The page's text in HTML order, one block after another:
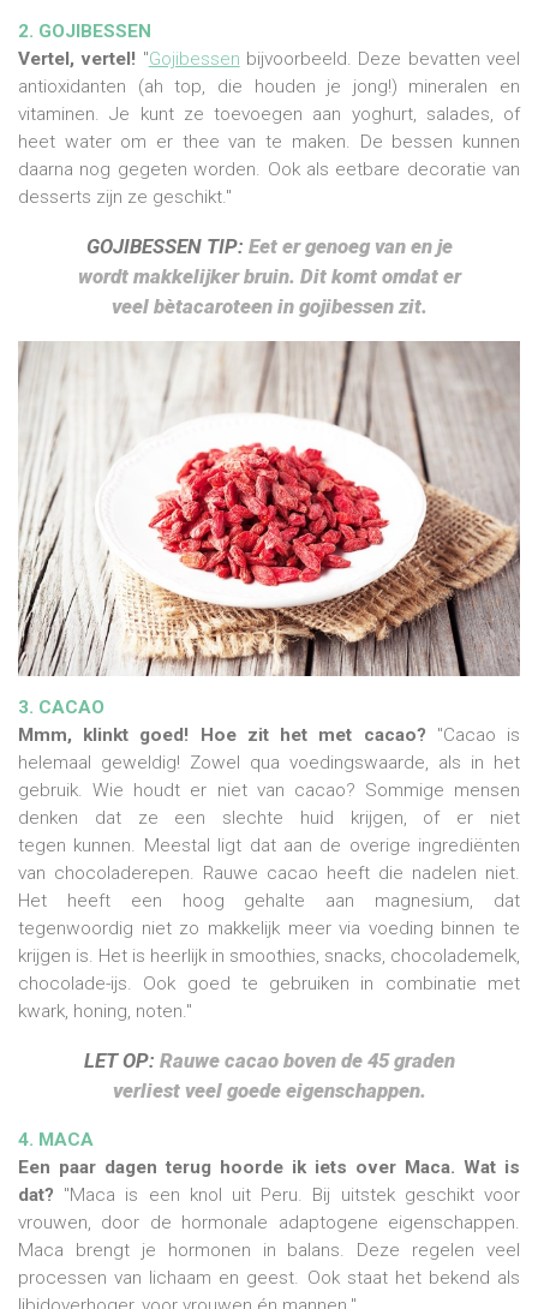
2. GOJIBESSEN
Vertel, vertel! "Gojibessen bijvoorbeeld. Deze bevatten veel
antioxidanten (ah top, die houden je jong!) mineralen en
vitaminen. Je kunt ze toevoegen aan yoghurt, salades, of
heet water om er thee van te maken. De bessen kunnen
daarna nog gegeten worden. Ook als eetbare decoratie van
desserts zijn ze geschikt."
GOJIBESSEN TIP: Eet er genoeg van en je
wordt makkelijker bruin. Dit komt omdat er
veel bètacaroteen in gojibessen zit.
3. CACAO
Mmm, klinkt goed! Hoe zit het met cacao? "Cacao is
helemaal geweldig! Zowel qua voedingswaarde, als in het
gebruik. Wie houdt er niet van cacao? Sommige mensen
denken dat ze een slechte huid krijgen, of er niet
tegen kunnen. Meestal ligt dat aan de overige ingrediënten
van chocoladerepen. Rauwe cacao heeft die nadelen niet.
Het heeft een hoog gehalte aan magnesium, dat
tegenwoordig niet zo makkelijk meer via voeding binnen te
krijgen is. Het is heerlijk in smoothies, snacks, chocolademelk,
chocolade-ijs. Ook goed te gebruiken in combinatie met
kwark, honing, noten."
LET OP: Rauwe cacao boven de 45 graden
verliest veel goede eigenschappen.
4. MACA
Een paar dagen terug hoorde ik iets over Maca. Wat is
dat? "Maca is een knol uit Peru. Bij uitstek geschikt voor
vrouwen, door de hormonale adaptogene eigenschappen.
Maca brengt je hormonen in balans. Deze regelen veel
processen van lichaam en geest. Ook staat het bekend als